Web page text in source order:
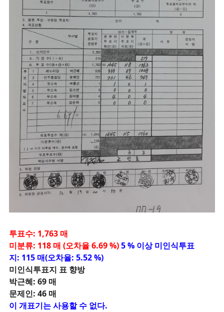
투표수: 1,763 매
미분류: 118 매 (오차율 6.69 %)5 % 이상 미인식투표
지: 115 매(오차율: 5.52 %)
미인식투표지 표 향방
박근혜: 69 매
문제인: 46 매
이 개표기는 사용할 수 없다.